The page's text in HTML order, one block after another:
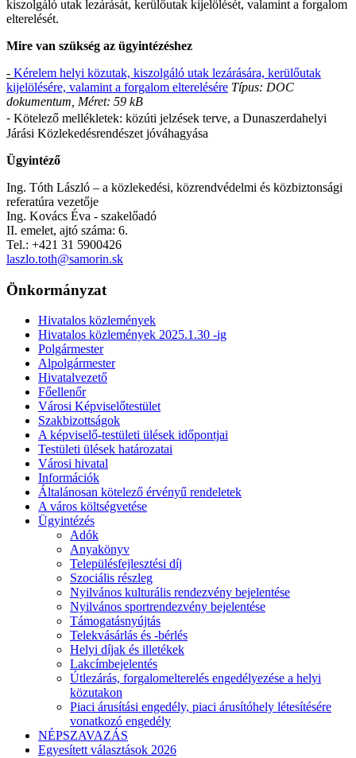
kiszolgáló utak lezárását, kerülőutak kijelölését, valamint a forgalom
elterelését.
Mire van szükség az ügyintézéshez
- Kérelem helyi közutak, kiszolgáló utak lezárására, kerülőutak
kijelölésére, valamint a forgalom elterelésére Típus: DOC
dokumentum, Méret: 59 kB
⁃ Kötelező mellékletek: közúti jelzések terve, a Dunaszerdahelyi
Járási Közlekedésrendészet jóváhagyása
Ügyintéző
Ing. Tóth László – a közlekedési, közrendvédelmi és közbiztonsági
referatúra vezetője
Ing. Kovács Éva - szakelőadó
II. emelet, ajtó száma: 6.
Tel.: +421 31 5900426
laszlo.toth@samorin.sk
Önkormányzat
Hivatalos közlemények
Hivatalos közlemények 2025.1.30 -ig
Polgármester
Alpolgármester
Hivatalvezető
Főellenőr
Városi Képviselőtestület
Szakbizottságok
A képviselő-testületi ülések időpontjai
Testületi ülések határozatai
Városi hivatal
Információk
Általánosan kötelező érvényű rendeletek
A város költségvetése
Ügyintézés
Adók
Anyakönyv
Településfejlesztési díj
Szociális részleg
Nyilvános kulturális rendezvény bejelentése
Nyilvános sportrendezvény bejelentése
Támogatásnyújtás
Telekvásárlás és -bérlés
Helyi díjak és illetékek
Lakcímbejelentés
Útlezárás, forgalomelterelés engedélyezése a helyi
közutakon
Piaci árusítási engedély, piaci árusítóhely létesítésére
vonatkozó engedély
NÉPSZAVAZÁS
Egyesített választások 2026